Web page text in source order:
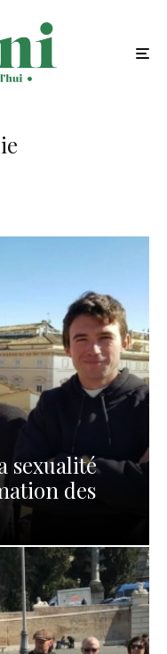
sexualité
des